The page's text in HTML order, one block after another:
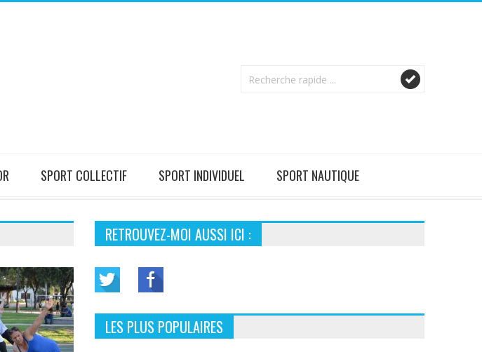
SPORT COLLECTIF SPORT INDIVIDUEL SPORT NAUTIQUE
RETROUVEZ-MOI AUSSI ICI :
LES PLUS POPULAIRES